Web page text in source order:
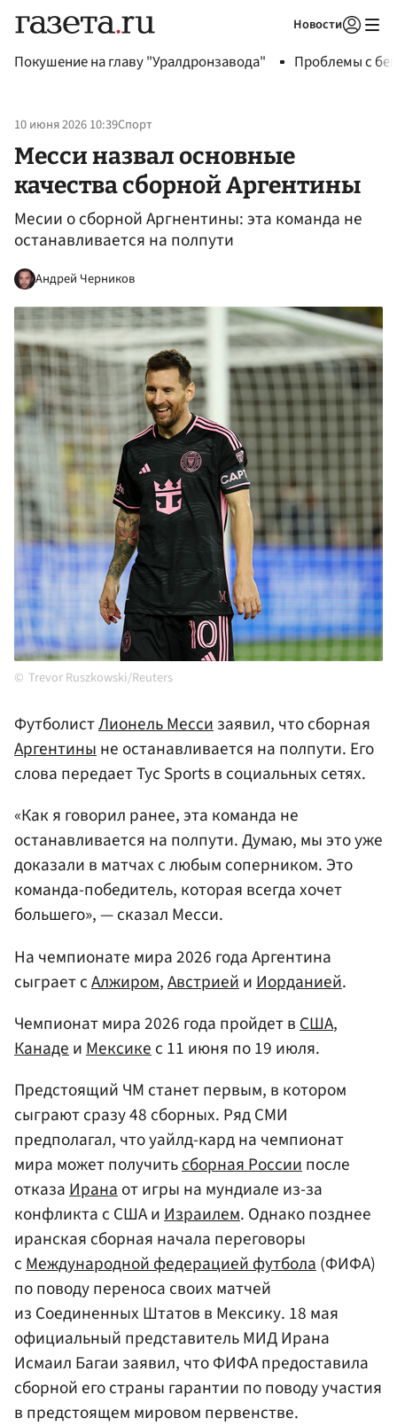
Новости
Покушение на главу "Уралдронзавода" Проблемы с
10 июня 2026 10:39Спорт
Месси назвал основные
качества сборной Аргентины
Месии о сборной Аргнентины: эта команда не
останавливается на полпути
Андрей Черников
Trevor Ruszkowski/Reuters
ФутболистЛионель Мессизаявил, что сборная
Аргентиныне останавливается на полпути. Его
слова передает Tyc Sports в социальных сетях.
«Как я говорил ранее, эта команда не
останавливается на полпути. Думаю, мы это уже
доказали в матчах с любым соперником. Это
команда-победитель, которая всегда хочет
большего», — сказал Месси.
На чемпионате мира 2026 года Аргентина
сыграет сАлжиром,Австрией и Иорданией.
Чемпионат мира 2026 года пройдет вСША,
КанадеиМексикес 11 июня по 19 июля.
Предстоящий ЧМ станет первым, в котором
сыграют сразу 48 сборных. Ряд СМИ
предполагал, что уайлд-кард на чемпионат
мира может получитьсборная Россиипосле
отказаИранаот игры на мундиале из-за
конфликта с США иИзраилем. Однако позднее
иранская сборная начала переговоры
сМеждународной федерацией футбола(ФИФА)
по поводу переноса своих матчей
из Соединенных Штатов в Мексику. 18 мая
официальный представитель МИД Ирана
Исмаил Багаи заявил, что ФИФА предоставила
сборной его страны гарантии по поводу участия
в предстоящем мировом первенстве.